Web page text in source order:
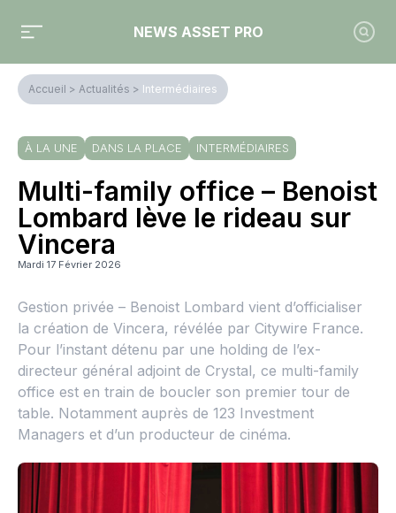
NEWS ASSET PRO
Accueil > Actualités > Intermédiaires
À LA UNE DANS LA PLACE INTERMÉDIAIRES
Multi-family office – Benoist
Lombard lève le rideau sur
Vincera
Mardi 17 Février 2026
Gestion privée – Benoist Lombard vient d’officialiser
la création de Vincera, révélée par Citywire France.
Pour l’instant détenu par une holding de l’ex-
directeur général adjoint de Crystal, ce multi-family
office est en train de boucler son premier tour de
table. Notamment auprès de 123 Investment
Managers et d’un producteur de cinéma.